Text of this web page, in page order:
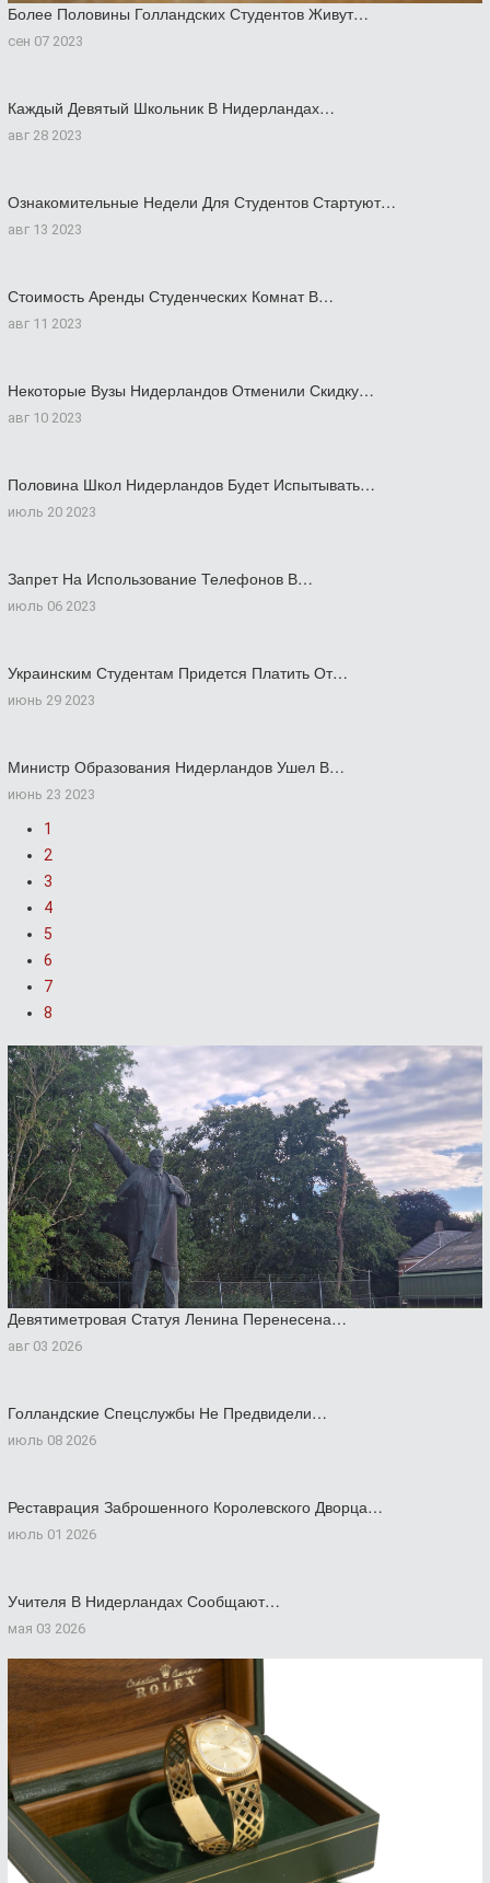
Более Половины Голландских Студентов Живут…
сен 07 2023
Каждый Девятый Школьник В Нидерландах…
авг 28 2023
Ознакомительные Недели Для Студентов Стартуют…
авг 13 2023
Стоимость Аренды Студенческих Комнат В…
авг 11 2023
Некоторые Вузы Нидерландов Отменили Скидку…
авг 10 2023
Половина Школ Нидерландов Будет Испытывать…
июль 20 2023
Запрет На Использование Телефонов В…
июль 06 2023
Украинским Студентам Придется Платить От…
июнь 29 2023
Министр Образования Нидерландов Ушел В…
июнь 23 2023
1
2
3
4
5
6
7
8
Девятиметровая Статуя Ленина Перенесена…
авг 03 2026
Голландские Спецслужбы Не Предвидели…
июль 08 2026
Реставрация Заброшенного Королевского Дворца…
июль 01 2026
Учителя В Нидерландах Сообщают…
мая 03 2026